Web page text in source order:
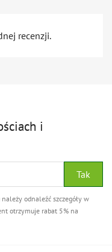
recenzji.
i
odnaleźć szczegóły w
otrzymuje rabat 5% na